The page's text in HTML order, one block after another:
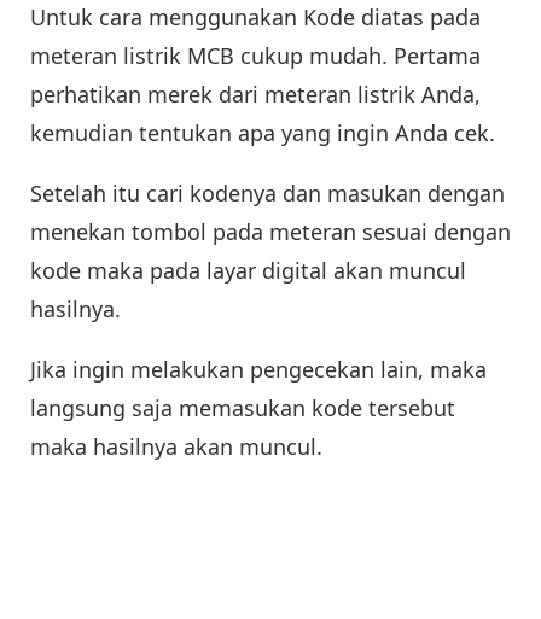
Untuk cara menggunakan Kode diatas pada
meteran listrik MCB cukup mudah. Pertama
perhatikan merek dari meteran listrik Anda,
kemudian tentukan apa yang ingin Anda cek.
Setelah itu cari kodenya dan masukan dengan
menekan tombol pada meteran sesuai dengan
kode maka pada layar digital akan muncul
hasilnya.
Jika ingin melakukan pengecekan lain, maka
langsung saja memasukan kode tersebut
maka hasilnya akan muncul.